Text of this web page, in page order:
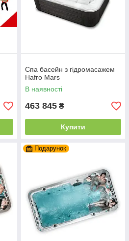
Спа басейн з гідромасажем
Hafro Mars
В наявності
463 845 ₴
Купити
Подарунок